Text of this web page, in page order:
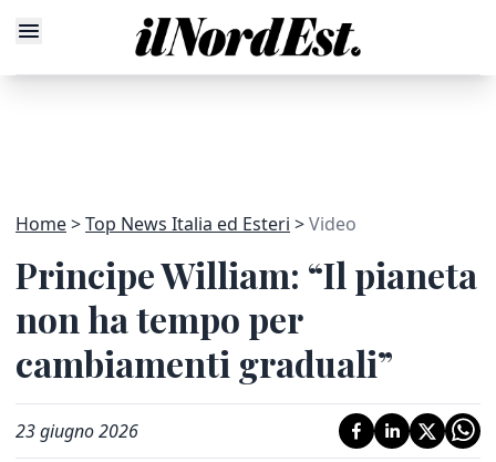
Home Top News Italia ed Esteri Video
Principe William: “Il pianeta
non ha tempo per
cambiamenti graduali”
23 giugno 2026